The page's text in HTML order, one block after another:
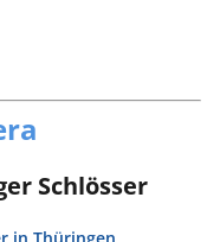
Schlösser